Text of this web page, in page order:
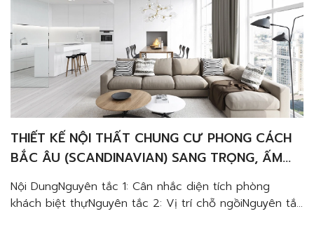
THIẾT KẾ NỘI THẤT CHUNG CƯ PHONG CÁCH
BẮC ÂU (SCANDINAVIAN) SANG TRỌNG, ẤM
CÚNG VÀ TINH TẾ
Nội DungNguyên tắc 1: Cân nhắc diện tích phòng
khách biệt thựNguyên tắc 2: Vị trí chỗ ngồiNguyên tắc